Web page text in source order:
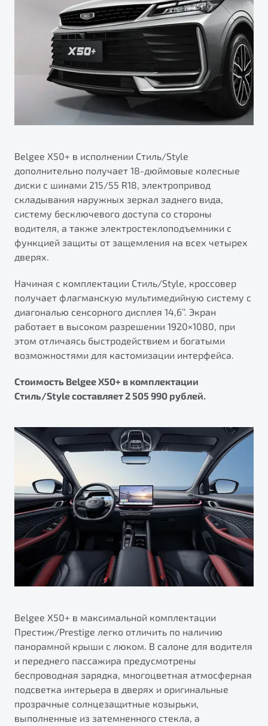
Belgee X50+ в исполнении Стиль/Style
дополнительно получает 18-дюймовые колесные
диски с шинами 215/55 R18, электропривод
складывания наружных зеркал заднего вида,
систему бесключевого доступа со стороны
водителя, а также электростеклоподъемники с
функцией защиты от защемления на всех четырех
дверях.
Начиная с комплектации Стиль/Style, кроссовер
получает флагманскую мультимедийную систему с
диагональю сенсорного дисплея 14,6’’. Экран
работает в высоком разрешении 1920×1080, при
этом отличаясь быстродействием и богатыми
возможностями для кастомизации интерфейса.
Стоимость Belgee X50+ в комплектации
Стиль/Style составляет 2 505 990 рублей.
Belgee X50+ в максимальной комплектации
Престиж/Prestige легко отличить по наличию
панорамной крыши с люком. В салоне для водителя
и переднего пассажира предусмотрены
беспроводная зарядка, многоцветная атмосферная
подсветка интерьера в дверях и оригинальные
прозрачные солнцезащитные козырьки,
выполненные из затемненного стекла, а